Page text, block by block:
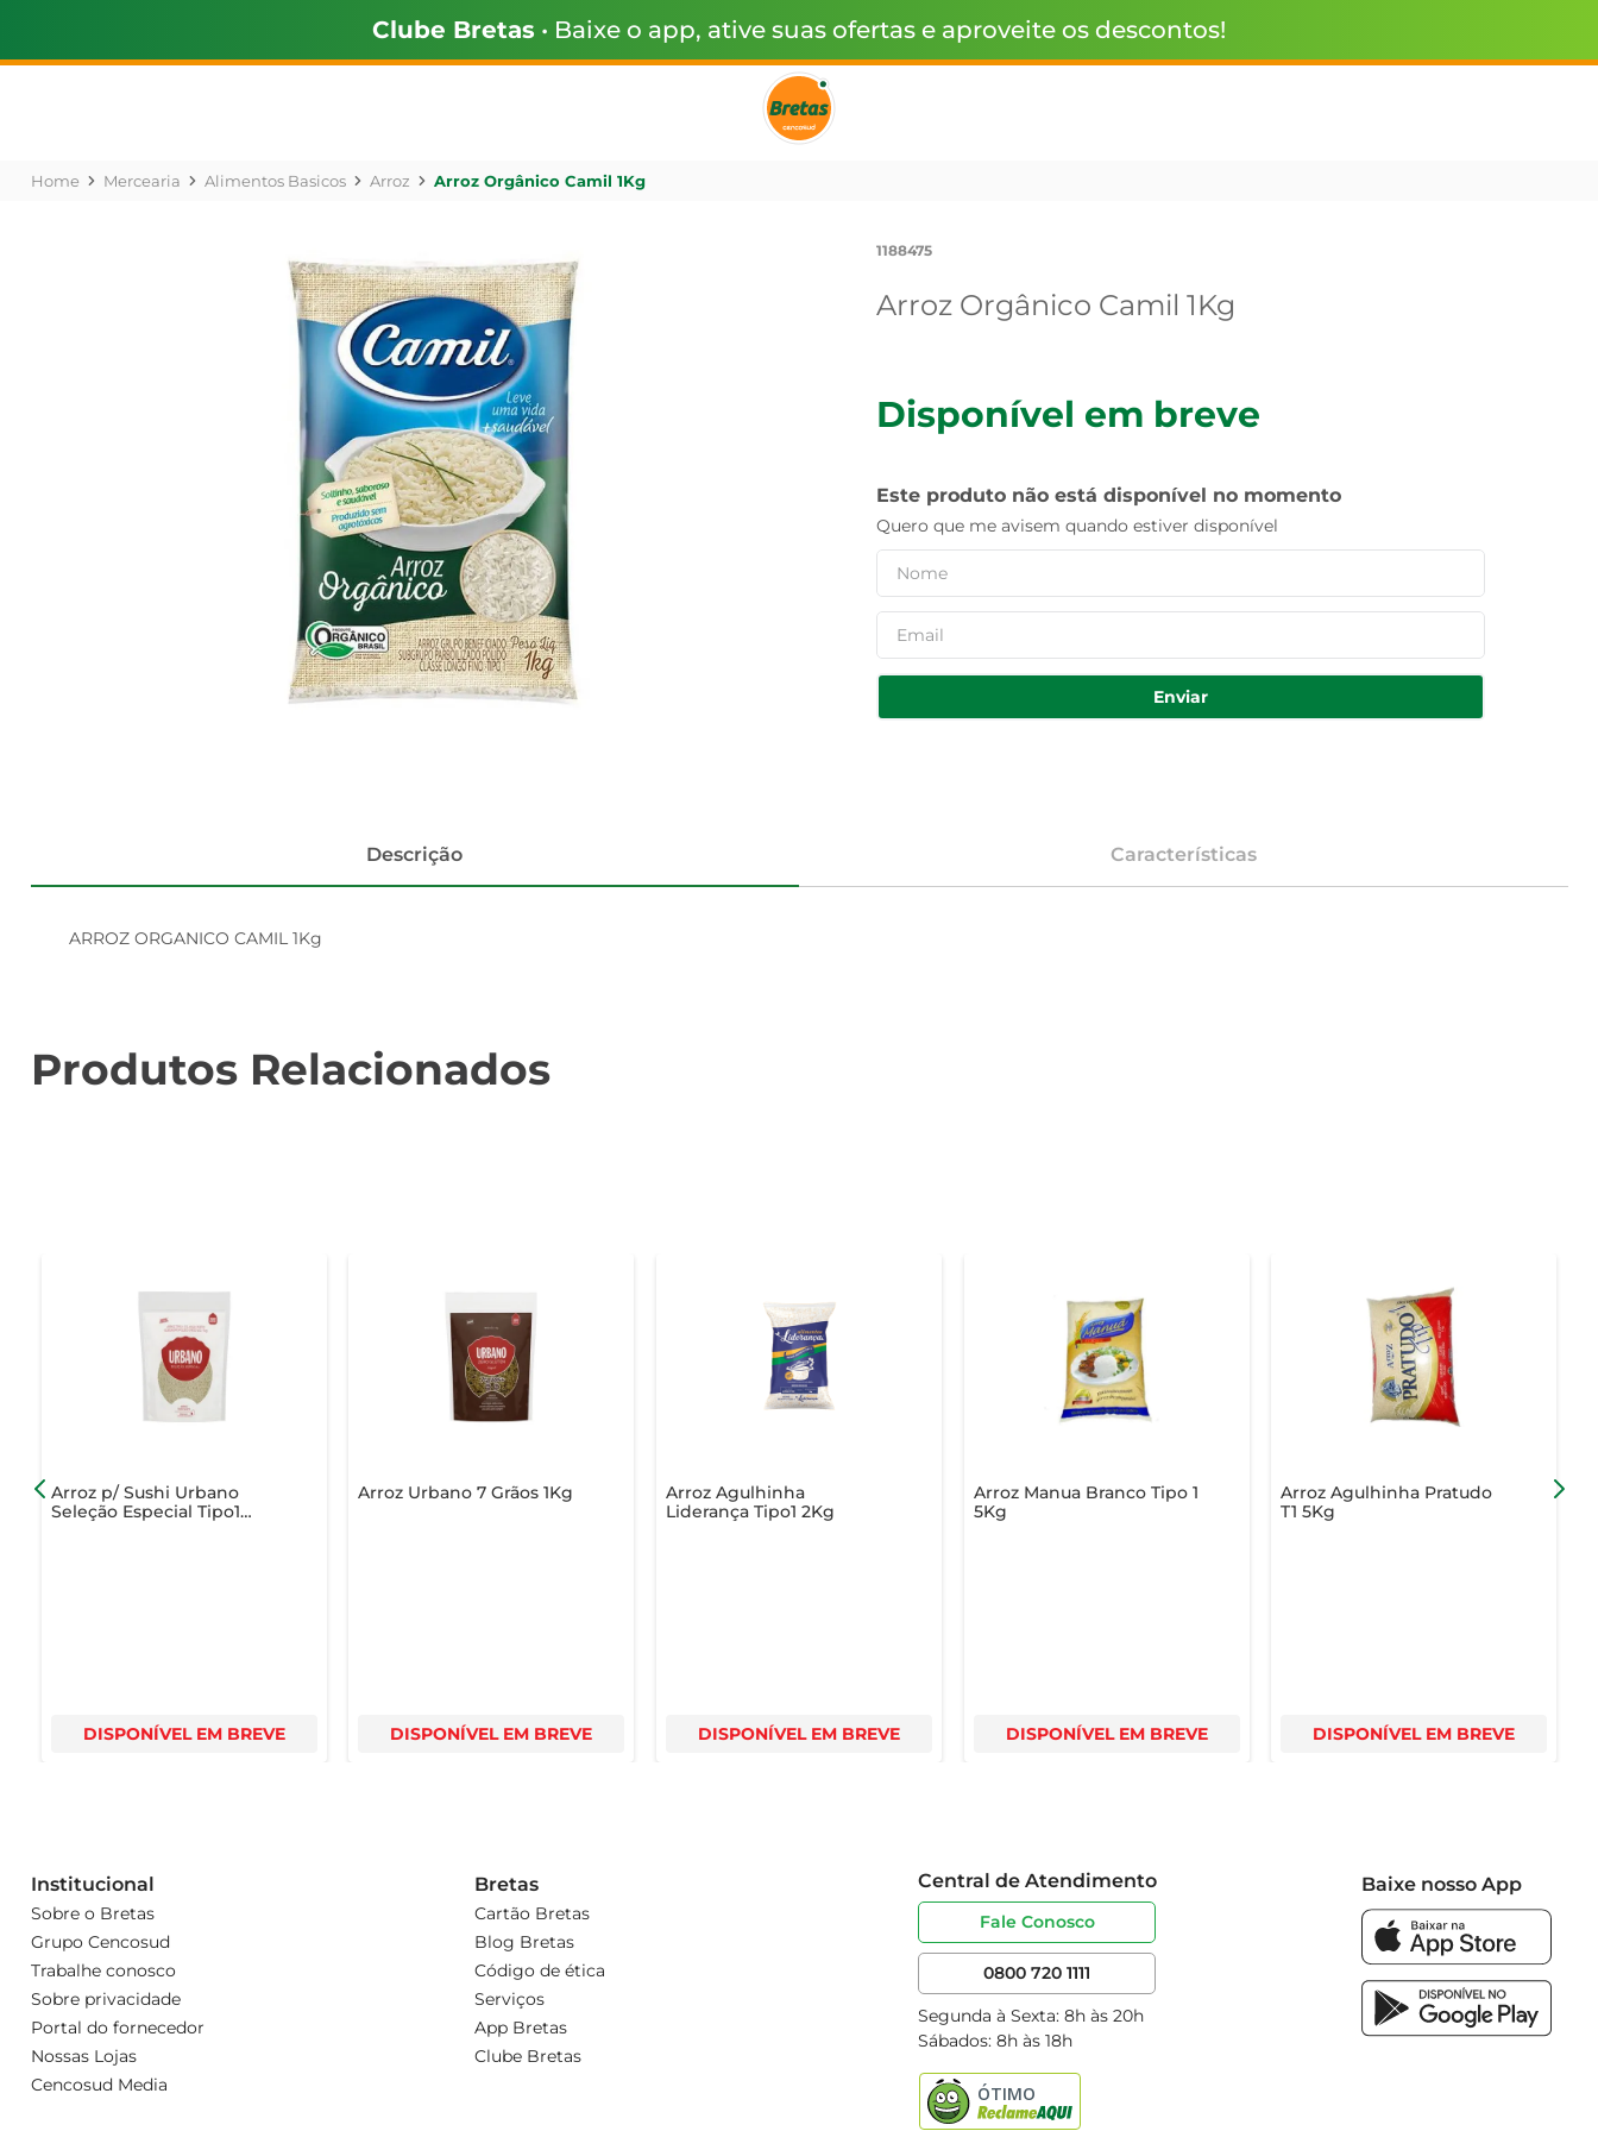
Clube Bretas • Baixe o app, ative suas ofertas e aproveite os descontos!
Mercearia Alimentos Basicos Arroz Arroz Orgânico Camil 1Kg
1188475
Arroz Orgânico Camil 1Kg
Disponível em breve
Este produto não está disponível no momento
Quero que me avisem quando estiver disponível
Enviar
Descrição Características
ARROZ ORGANICO CAMIL 1Kg
Produtos Relacionados
Arroz p/ Sushi Urbano
Seleção Especial Tipo1
DISPONÍVEL EM BREVE
Arroz Urbano 7 Grãos 1Kg
DISPONÍVEL EM BREVE
Arroz Agulhinha
Liderança Tipo1 2Kg
DISPONÍVEL EM BREVE
Arroz Manua Branco Tipo 1
5Kg
DISPONÍVEL EM BREVE
Arroz Agulhinha Pratudo
T1 5Kg
DISPONÍVEL EM BREVE
Institucional
Sobre o Bretas
Grupo Cencosud
Trabalhe conosco
Sobre privacidade
Portal do fornecedor
Nossas Lojas
Cencosud Media
Bretas
Cartão Bretas
Blog Bretas
Código de ética
Serviços
App Bretas
Clube Bretas
Central de Atendimento
Fale Conosco
0800 720 1111
Segunda à Sexta: 8h às 20h
Sábados: 8h às 18h
Baixe nosso App